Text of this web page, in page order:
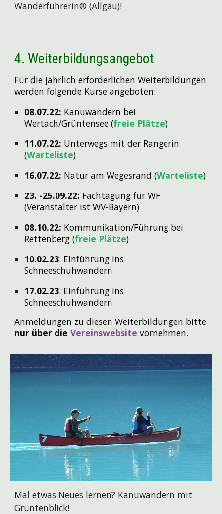
Wanderführerin® (Allgäu)!
4. Weiterbildungsangebot
Für die jährlich erforderlichen Weiterbildungen
werden folgende Kurse angeboten:
08.07.22: Kanuwandern bei
Wertach/Grüntensee (freie Plätze)
11.07.22: Unterwegs mit der Rangerin
(Warteliste)
16.07.22: Natur am Wegesrand (Warteliste)
23. -25.09.22: Fachtagung für WF
(Veranstalter ist WV-Bayern)
08.10.22: Kommunikation/Führung bei
Rettenberg (freie Plätze)
10.02.23: Einführung ins
Schneeschuhwandern
17.02.23: Einführung ins
Schneeschuhwandern
Anmeldungen zu diesen Weiterbildungen bitte
nur über die Vereinswebsite vornehmen.
Mal etwas Neues lernen? Kanuwandern mit
Grüntenblick!